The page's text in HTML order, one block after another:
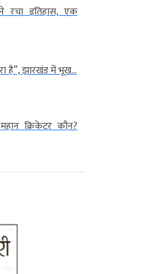
ने रचा इतिहास, एक
है”, झारखंड में भूख...
क्रिकेटर कौन?